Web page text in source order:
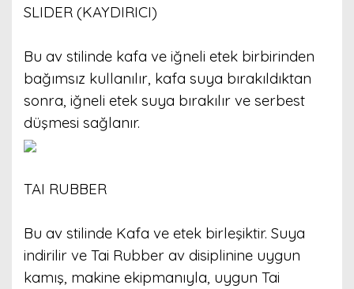
SLIDER (KAYDIRICI)
Bu av stilinde kafa ve iğneli etek birbirinden
bağımsız kullanılır, kafa suya bırakıldıktan
sonra, iğneli etek suya bırakılır ve serbest
düşmesi sağlanır.
TAI RUBBER
Bu av stilinde Kafa ve etek birleşiktir. Suya
indirilir ve Tai Rubber av disiplinine uygun
kamış, makine ekipmanıyla, uygun Tai